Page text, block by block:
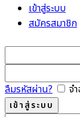
เข้าสู่ระบบ
สมัครสมาชิก
ลืมรหัสผ่าน?
จ